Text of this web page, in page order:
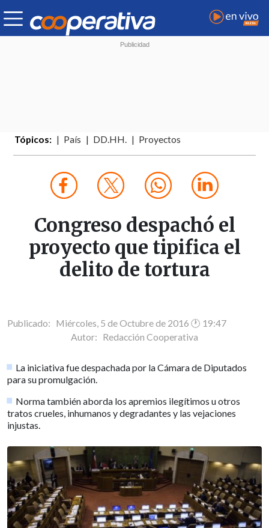
Tópicos: País DD.HH. Proyectos
Congreso despachó el
proyecto que tipifica el
delito de tortura
Publicado: Miércoles, 5 de Octubre de 2016 🕐 19:47
Autor: Redacción Cooperativa
La iniciativa fue despachada por la Cámara de Diputados
para su promulgación.
Norma también aborda los apremios ilegítimos u otros
tratos crueles, inhumanos y degradantes y las vejaciones
injustas.